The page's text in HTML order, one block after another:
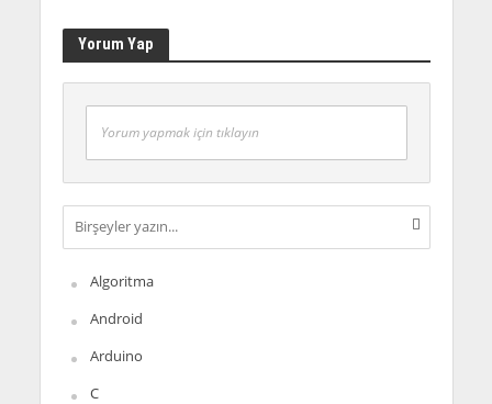
Yorum Yap
Yorum yapmak için tıklayın
Algoritma
Android
Arduino
C